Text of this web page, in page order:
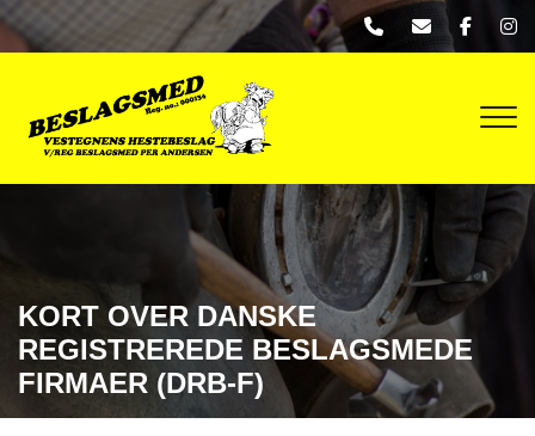
Gå
til
KORT OVER DANSKE
REGISTREREDE BESLAGSMEDE
FIRMAER (DRB-F)